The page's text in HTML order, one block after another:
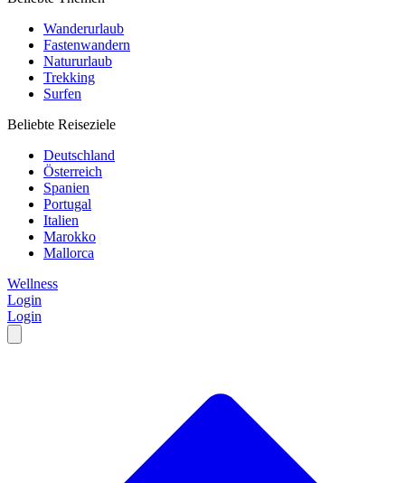
Wanderurlaub
Fastenwandern
Natururlaub
Trekking
Surfen
Beliebte Reiseziele
Deutschland
Österreich
Spanien
Portugal
Italien
Marokko
Mallorca
Wellness
Login
Login